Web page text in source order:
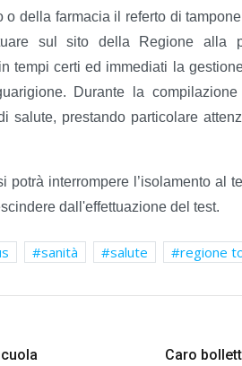
della farmacia il referto di
sul sito della Regione alla
tempi certi ed immediati la
Durante la
salute, prestando particolare
potrà interrompere l’isolamento al
dall'effettuazione del test.
sanità salute regione
Caro